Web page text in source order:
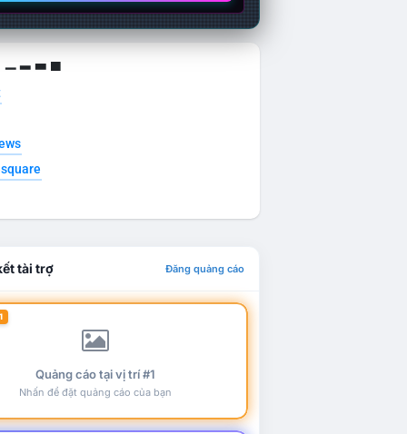
▁ ▂ ▃ ▄
tài trợ Đăng quảng cáo
Quảng cáo tại vị trí #1
Nhấn để đặt quảng cáo của bạn